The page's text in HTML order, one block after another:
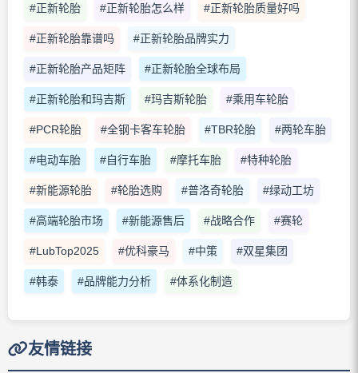
#正新轮胎 #正新轮胎怎么样 #正新轮胎质量好吗
#正新轮胎靠谱吗 #正新轮胎品牌实力
#正新轮胎产品矩阵 #正新轮胎全球布局
#正新轮胎和玛吉斯 #玛吉斯轮胎 #乘用车轮胎
#PCR轮胎 #全钢卡客车轮胎 #TBR轮胎 #两轮车胎
#电动车胎 #自行车胎 #摩托车胎 #特种轮胎
#新能源轮胎 #轮胎选购 #普洛奇轮胎 #绿动工坊
#高端轮胎市场 #新能源售后 #战略合作 #赛轮
#LubTop2025 #优科豪马 #中策 #双星集团
#韩泰 #品牌能力分析 #体系化制造
友情链接